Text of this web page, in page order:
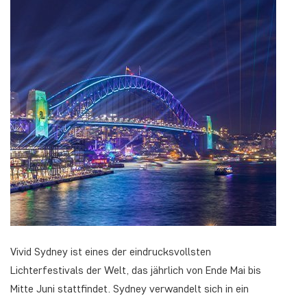
Vivid Sydney ist eines der eindrucksvollsten
Lichterfestivals der Welt, das jährlich von Ende Mai bis
Mitte Juni stattfindet. Sydney verwandelt sich in ein